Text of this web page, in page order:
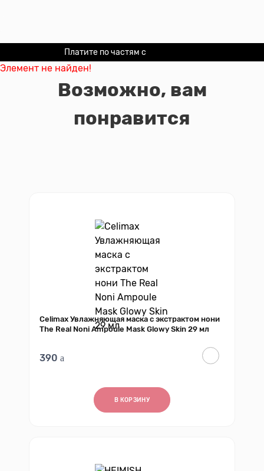
Платите по частям с
Элемент не найден!
Возможно, вам
понравится
Celimax Увлажняющая маска с экстрактом нони
The Real Noni Ampoule Mask Glowy Skin 29 мл
390
В КОРЗИНУ